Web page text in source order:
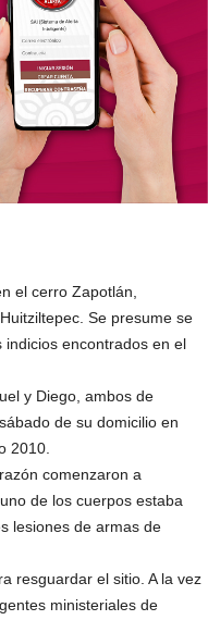
el cerro Zapotlán,
Se presume se
encontrados en el
y Diego, ambos de
de su domicilio en
2010.
comenzaron a
de los cuerpos estaba
lesiones de armas de
resguardar el sitio. A la vez
ministeriales de